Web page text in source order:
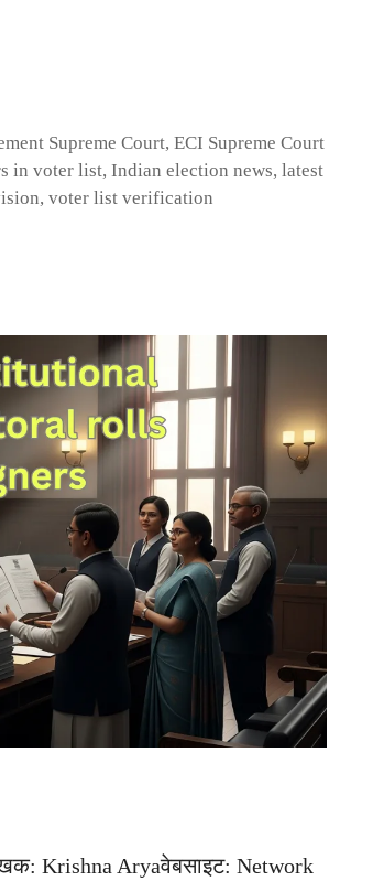
Supreme Court,ECI Supreme Court
in voter list, Indian election news, latest
, voter list verification
Krishna Aryaवेबसाइट: Network